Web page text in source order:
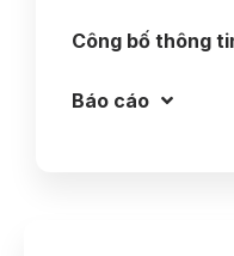
Công bố thông
Báo cáo